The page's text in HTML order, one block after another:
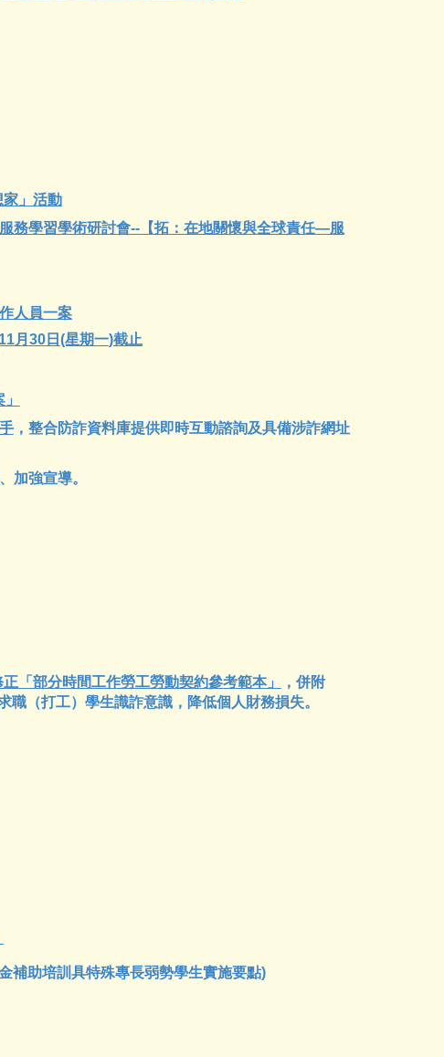
」活動
務學習學術研討會--【拓：在地關懷與全球責任—服
人員一案
月 30日(星期一)截止
，整合防詐資料庫提供即時互動諮詢及具備涉詐網址
加強宣導。
「部分時間工作勞工勞動契約參考範本」
，併附
（打工）學生識詐意識，降低個人財務損失。
補助培訓具特殊專長弱勢學生實施要點)